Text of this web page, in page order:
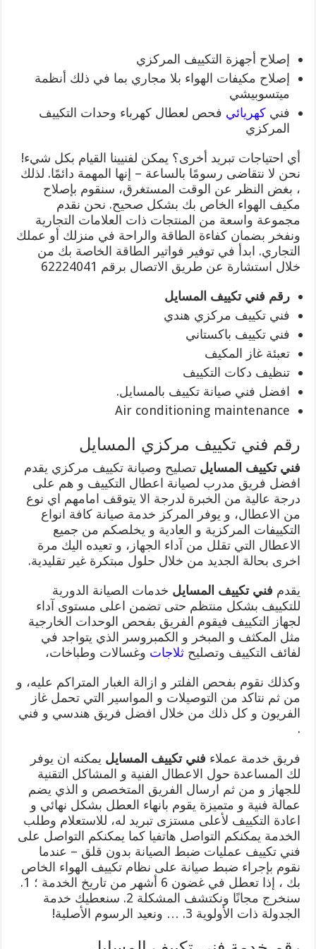
إصلاح أجهزة التكييف المركزي
إصلاح مكيفات الهواء بلا مجاري بما في ذلك أنظمة
ميتسوبيشي
فنيكهريائي فحص لعطال كهرباء وحدات التكييف
المركزي
أي احتياجات تبريد أخرى؟ يمكن لفنيينا القيام بكل شيء!
نحن لا نتقاضى رسومًا بالساعة – إنها المهمة دائمًا. لذلك
، بغض النظر عن الوقت المستغرق، سنقوم بإصلاح
مكيف الهواء الخاص بك بشكل صحيح. نحن نقدم
مجموعة واسعة من المنتجات ذات العلامات التجارية
ونفخر بضمان كفاءة الطاقة والراحة في منزلك أو عملك
التجاري. ابدأ في توفير فواتير الطاقة الخاصة بك من
خلال استشارة عن طريق الاتصال برقم 62224041
رقم فني تكييف المسايل
فني تكييف مركزي هندي
فني تكييف باكستاني
تعبئة غاز المكيف
تنظيف دكات التكييف
افضل فني صيانة تكييف بالمسايل.
Air conditioning maintenance
رقم فني تكييف مركزي المسايل
فني تكييف المسايل تصليح وصيانة تكييف مركزي يقدم
افضل فريق مدرب لصيانة اعطال التكييف و هم على
درجة عالية من الخبرة لدرجة الا يتوقف امامهم اي نوع
من الاعطال، و يوفر المركز خدمة صيانة كافة انواع
التكييفات المركزية و العادية و يخلصكم من جميع
الاعطال التي تقلل من آداء الجهاز، و تعيده اليك مرة
اخرى بحالة الجديد من خلال حلول مبتكرة غير تقليدية.
يقدم فني تكييف المسايل خدمات الصيانة الدورية
للتكييف بشكل منتظم حتى تضمن اعلى مستوى آداء
لجهاز التكييف فيقوم الفريق بفحص الوحدات الخارجية
مثل المكثف و المبخر و الكمبروسر الذي يتواجد في
لفائف التكييف وتصليحثلاجات وغسالات وطباخات،
وكذلك نقوم بفحص الفلتر و ازالة الغبار المتراكم عليه، و
من ثم نتاكد من التوصيلات و المواسير التي تحمل غاز
الفريون و كل ذلك من خلال افضل فريق هندسي و فني
.
فريق خدمة عملاء فني تكييف المسايل يمكنه ان يوفر
لك المساعدة حول الاعطال الفنية و المشاكل التقنية
للجهاز و من ثم ارسال الفريق المتخصص و الذي يضم
عمالة فنية و متميزة يقوم بانهاء العطل بشكل نهائي و
اعادة التكييف لأعلى مستزى تبريد له، للاستعلام وطلب
الخدمة يمكنكم التواصل هاتفيا كما يمكنكم التواصل على
فني تكييف عمليات ضبط الصيانة بدون قلق – عندما
نقوم بإجراء ضبط صيانة على نظام تكييف الهواء الخاص
بك ، إذا تعطل في غضون 6 أشهر من تاريخ الخدمة ؛ 1.
سنخرج مجانًا ونكتشف المشكلة 2. سنعطيك خدمة
الجدولة ذات الأولوية 3. … ونعيد الرسوم الأصلية!